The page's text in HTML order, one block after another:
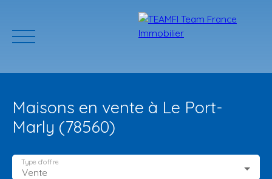
Maisons en vente à Le Port-
Marly (78560)
Vente
Type d'offre